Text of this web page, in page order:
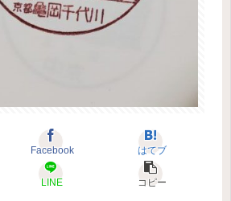
Facebook はてブ
LINE コピー